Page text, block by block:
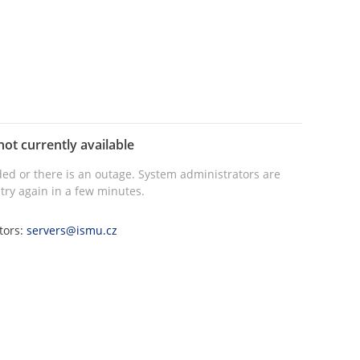
currently available
or there is an outage. System administrators are
again in a few minutes.
servers@ismu.cz